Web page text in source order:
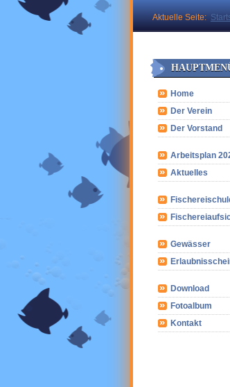
Aktuelle Seite:
Home
Der Verein
Der Vorstand
Arbeitsplan
Aktuelles
Gewässer
Download
Fotoalbum
Kontakt